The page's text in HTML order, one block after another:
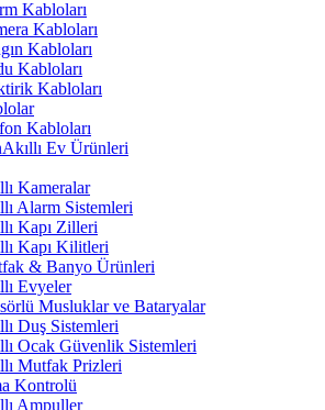
Kabloları
Kabloları
Kabloları
Kabloları
Kabloları
Kabloları
Akıllı Ev Ürünleri
Kameralar
Alarm Sistemleri
Kapı Zilleri
Kapı Kilitleri
& Banyo Ürünleri
Evyeler
Musluklar ve Bataryalar
Duş Sistemleri
Ocak Güvenlik Sistemleri
Mutfak Prizleri
Kontrolü
Ampuller